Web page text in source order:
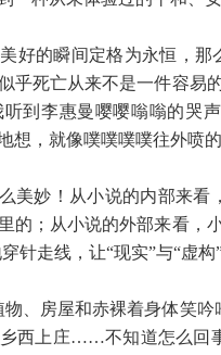
好的瞬间定格为永恒，那
乎死亡从来不是一件容易
到李惠曼嘤嘤嗡嗡的哭
想，就像噗噗噗噗往外喷
美妙！从小说的内部来
的；从小说的外部来看，
针走线，让“现实”与“虚构
、房屋和赤裸着身体笑
西上庄……不知道怎么回